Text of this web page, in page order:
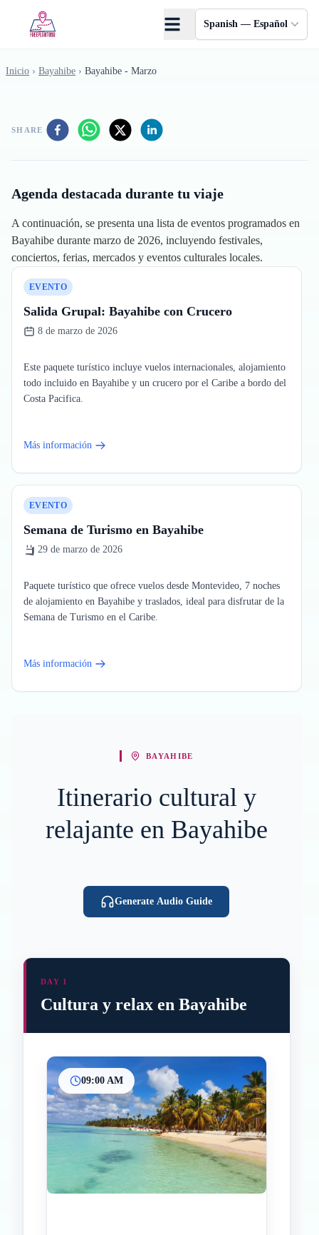
Spanish — Español
Inicio › Bayahibe › Bayahibe - Marzo
SHARE
Agenda destacada durante tu viaje
A continuación, se presenta una lista de eventos programados en
Bayahibe durante marzo de 2026, incluyendo festivales,
conciertos, ferias, mercados y eventos culturales locales.
EVENTO
Salida Grupal: Bayahibe con Crucero
8 de marzo de 2026
Este paquete turístico incluye vuelos internacionales, alojamiento
todo incluido en Bayahibe y un crucero por el Caribe a bordo del
Más información
EVENTO
Semana de Turismo en Bayahibe
29 de marzo de 2026
Paquete turístico que ofrece vuelos desde Montevideo, 7 noches
de alojamiento en Bayahibe y traslados, ideal para disfrutar de la
Más información
BAYAHIBE
Itinerario cultural y
relajante en Bayahibe
Generate Audio Guide
DAY 1
Cultura y relax en Bayahibe
09:00 AM